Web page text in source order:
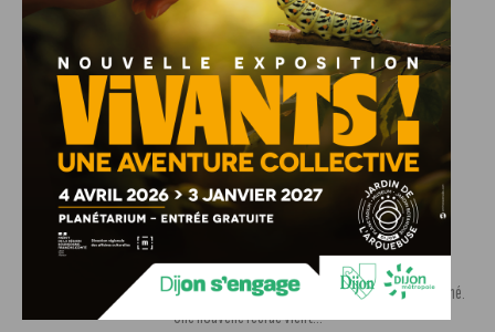
DFCO : Rencontre avec Pierre-Henri
Deballon, l’artisan de la montée en
Ligue 2
7 AOÛT, 2026
Le DFCO est de retour en Ligue 2 après trois ans
d’absence. La saison...
INFOS,SPORT
Nouvelle arrivée à la JDA Basket,
Shevon Thompson est dijonnais
7 AOÛT, 2026
Le mercato estival de la JDA n’est pas encore terminé.
Une nouvelle recrue vient...